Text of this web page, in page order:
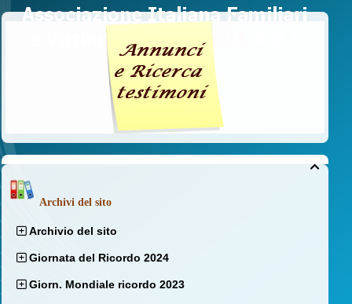

Archivi del sito
Archivio del sito
Giornata del Ricordo 2024
Giorn. Mondiale ricordo 2023